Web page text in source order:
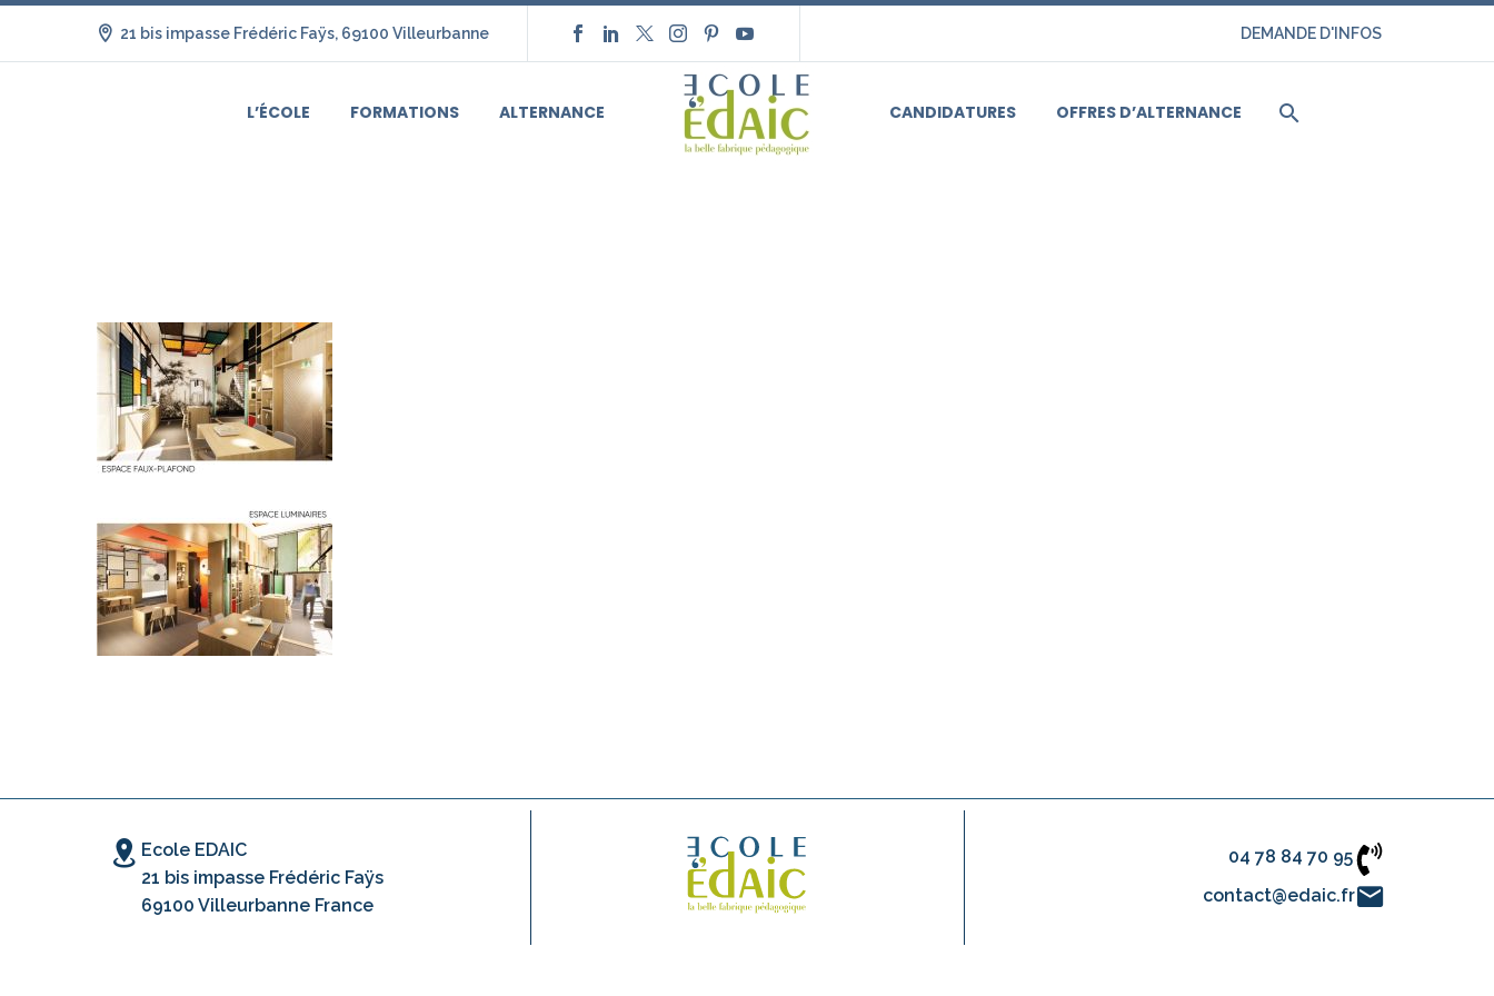
21 bis impasse Frédéric Faÿs, 69100 Villeurbanne DEMANDE D'INFOS
L’ÉCOLE FORMATIONS ALTERNANCE CANDIDATURES OFFRES D’ALTERNANCE
Ecole EDAIC
21 bis impasse Frédéric Faÿs
69100 Villeurbanne France
04 78 84 70 95
contact@edaic.fr